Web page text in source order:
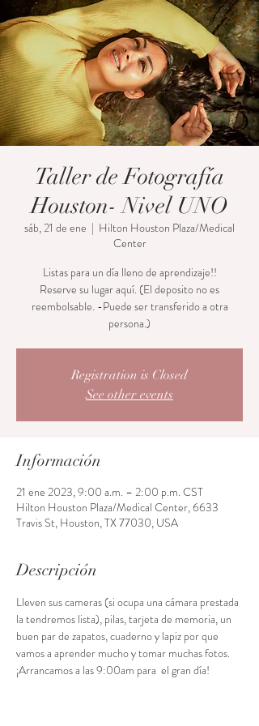
Taller de Fotografía
Houston- Nivel UNO
sáb, 21 de ene
  |
Hilton Houston Plaza/Medical
Center
Listas para un día lleno de aprendizaje!!
Reserve su lugar aquí. (El deposito no es
reembolsable. -Puede ser transferido a otra
persona.)
Registration is Closed
See other events
Información
21 ene 2023, 9:00 a.m. – 2:00 p.m. CST
Hilton Houston Plaza/Medical Center, 6633
Travis St, Houston, TX 77030, USA
Descripción
Lleven sus cameras (si ocupa una cámara prestada
la tendremos lista), pilas, tarjeta de memoria, un
buen par de zapatos, cuaderno y lapiz por que
vamos a aprender mucho y tomar muchas fotos.
¡Arrancamos a las 9:00am para  el gran día!